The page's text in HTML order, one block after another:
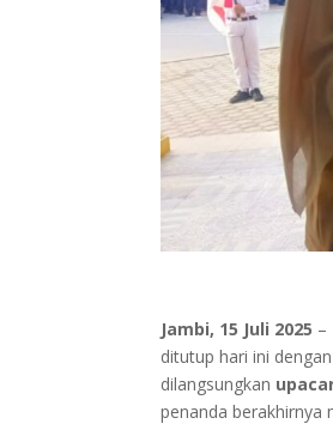
Jambi, 15 Juli 2025 –
ditutup hari ini
dilangsungkan
penanda berakhirnya